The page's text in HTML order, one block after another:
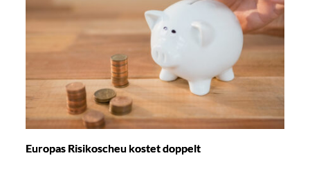
Europas Risikoscheu kostet doppelt